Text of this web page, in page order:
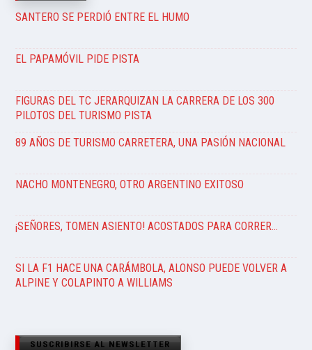
SANTERO SE PERDIÓ ENTRE EL HUMO
EL PAPAMÓVIL PIDE PISTA
FIGURAS DEL TC JERARQUIZAN LA CARRERA DE LOS 300
PILOTOS DEL TURISMO PISTA
89 AÑOS DE TURISMO CARRETERA, UNA PASIÓN NACIONAL
NACHO MONTENEGRO, OTRO ARGENTINO EXITOSO
¡SEÑORES, TOMEN ASIENTO! ACOSTADOS PARA CORRER…
SI LA F1 HACE UNA CARÁMBOLA, ALONSO PUEDE VOLVER A
ALPINE Y COLAPINTO A WILLIAMS
SUSCRIBIRSE AL NEWSLETTER